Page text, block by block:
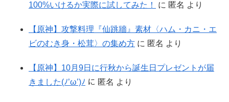
100%いけるか実際に試してみた！
に 匿名 より
【原神】攻撃料理『仙跳牆』素材〈ハム・カニ・エ
ビのむき身・松茸〉の集め方 に 匿名 より
【原神】10月9日に行秋から誕生日プレゼントが届
きました(ﾉ’ω’)ﾉ に 匿名 より